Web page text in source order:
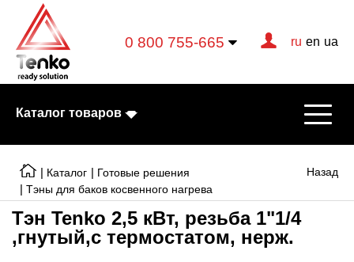
0 800 755-665 ru en ua
Каталог товаров
Электрические котлы
Электрические тэны
Назад
| Каталог | Готовые решения
| Тэны для баков косвенного нагрева
Тэн Tenko 2,5 кВт, резьба 1"1/4
,гнутый,с термостатом, нерж.